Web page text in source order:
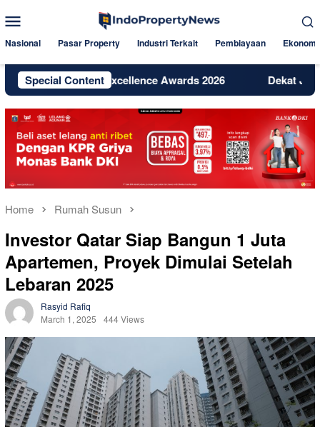
to
Menu
Nasional Pasar Property Industri Terkait Pembiayaan Ekonomi
Special Content
Digital Excellence Awards 2026 Dekat Jakarta dan
Home Rumah Susun
Investor Qatar Siap Bangun 1 Juta
Apartemen, Proyek Dimulai Setelah
Lebaran 2025
Rasyid Rafiq
March 1, 2025
444 Views